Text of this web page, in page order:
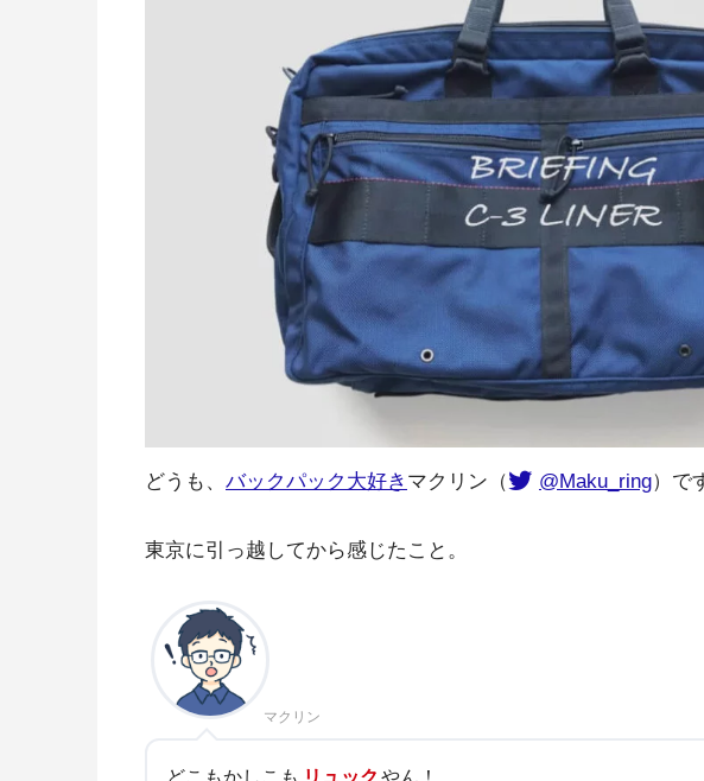
どうも、 バックパック大好き マクリン（ @Maku_ring）で
東京に引っ越してから感じたこと。
マクリン